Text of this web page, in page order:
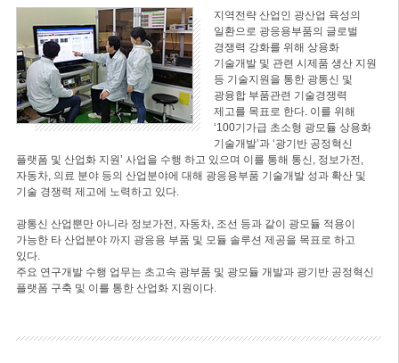
지역전략 산업인 광산업 육성의
일환으로 광응용부품의 글로벌
경쟁력 강화를 위해 상용화
기술개발 및 관련 시제품 생산 지원
등 기술지원을 통한 광통신 및
광융합 부품관련 기술경쟁력
제고를 목표로 한다. 이를 위해
‘100기가급 초소형 광모듈 상용화
기술개발’과 ‘광기반 공정혁신
플랫폼 및 산업화 지원’ 사업을 수행 하고 있으며 이를 통해 통신, 정보가전,
자동차, 의료 분야 등의 산업분야에 대해 광응용부품 기술개발 성과 확산 및
기술 경쟁력 제고에 노력하고 있다.
광통신 산업뿐만 아니라 정보가전, 자동차, 조선 등과 같이 광모듈 적용이
가능한 타 산업분야 까지 광응용 부품 및 모듈 솔루션 제공을 목표로 하고
있다.
주요 연구개발 수행 업무는 초고속 광부품 및 광모듈 개발과 광기반 공정혁신
플랫폼 구축 및 이를 통한 산업화 지원이다.